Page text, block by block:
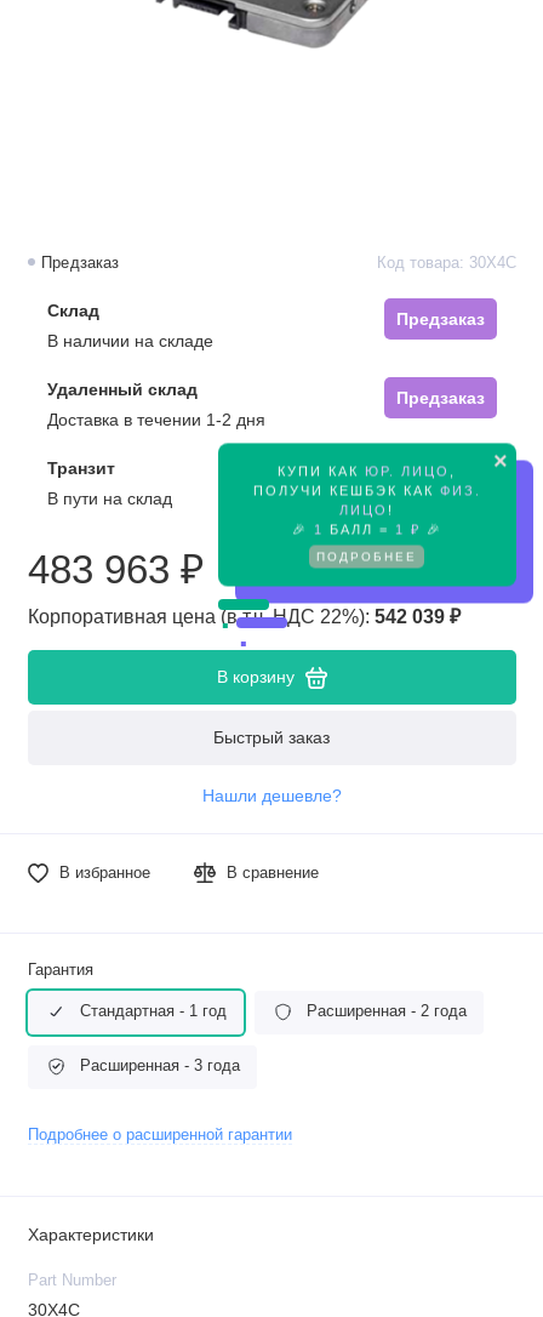
×
КУПИ КАК ЮР. ЛИЦО
ПОЛУЧИ КЕШБЭК КАК ФИЗ.
ЛИЦО !
🎉
1 БАЛЛ = 1 ₽ 🎉
ПОДРОБНЕЕ
Предзаказ Код товара: 30X4C
Склад
Предзаказ
В наличии на складе
Удаленный склад
Предзаказ
Доставка в течении 1-2 дня
Транзит
Предзаказ
В пути на склад
483 963 ₽
Корпоративная цена (в т.ч. НДС 22%): 542 039 ₽
В корзину
Быстрый заказ
Нашли дешевле?
В избранное В сравнение
Гарантия
Стандартная - 1 год Расширенная - 2 года
Расширенная - 3 года
Подробнее о расширенной гарантии
Характеристики
Part Number
30X4C